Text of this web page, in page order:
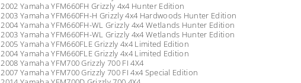
2002 Yamaha YFM660FH Grizzly 4x4 Hunter Edition
2003 Yamaha YFM660FH-H Grizzly 4x4 Hardwoods Hunter Edition
2004 Yamaha YFM660FH-WL Grizzly 4x4 Wetlands Hunter Edition
2003 Yamaha YFM660FH-WL Grizzly 4x4 Wetlands Hunter Edition
2005 Yamaha YFM660FLE Grizzly 4x4 Limited Edition
2004 Yamaha YFM660FLE Grizzly 4x4 Limited Edition
2008 Yamaha YFM700 Grizzly 700 FI 4X4
2007 Yamaha YFM700 Grizzly 700 FI 4x4 Special Edition